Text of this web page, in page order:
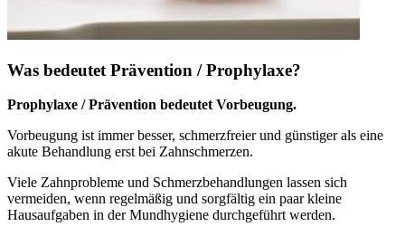
Was bedeutet Prävention / Prophylaxe?
Prophylaxe / Prävention bedeutet Vorbeugung.
Vorbeugung ist immer besser, schmerzfreier und günstiger als eine
akute Behandlung erst bei Zahnschmerzen.
Viele Zahnprobleme und Schmerzbehandlungen lassen sich
vermeiden, wenn regelmäßig und sorgfältig ein paar kleine
Hausaufgaben in der Mundhygiene durchgeführt werden.